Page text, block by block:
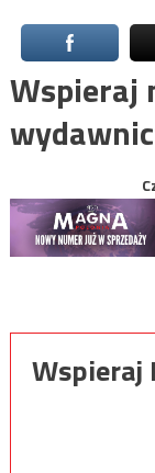
Wspieraj
Wspieraj